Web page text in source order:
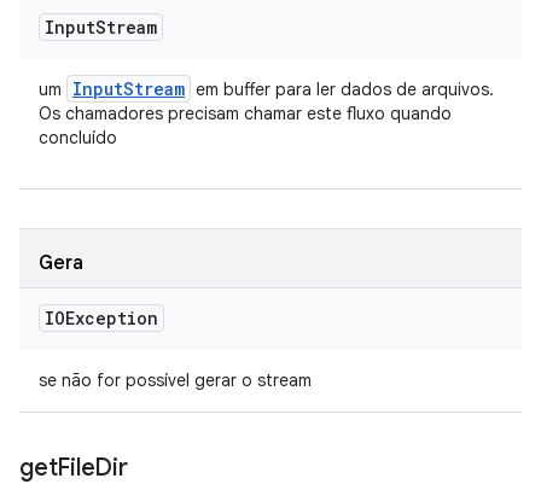
InputStream
um InputStream em buffer para ler dados de arquivos.
Os chamadores precisam chamar este fluxo quando
concluído
Gera
IOException
se não for possível gerar o stream
getFileDir